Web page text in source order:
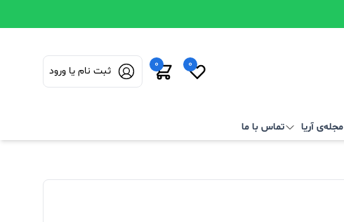
0
0
ثبت نام یا ورود
مجله‌ی آریا تماس با ما